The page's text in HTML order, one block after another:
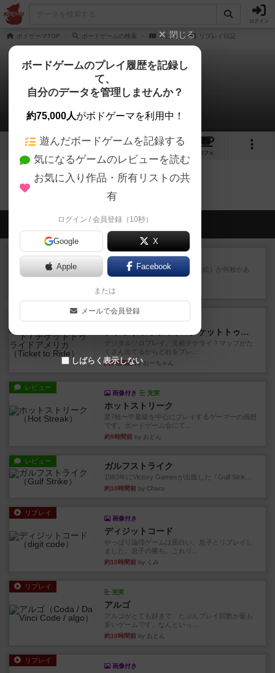
ログイン
ボドゲーマTOP ボードゲームの検索 アビス リプレイ日記
アビス
0件のリプレイ日記
5 2
カフェ
アビスのトップに戻る
会員の新しい投稿
レビュー 無限まちがいさがし
6つの場面カード（表、裏で違う絵）が何枚かあ
り、そのうち3つ選んで、同...
約1時間前
チケットトゥライド / チケットトゥライドアメリカ
デジタルソロプレイ。元祖チケライ？マップがた
くさん出てるからどれをプレ...
約3時間前by おーちゃん
レビュー
画像付き 充実
ホットストリーク
星7軽〜中量級を中心にプレイするゲーマーの感想
です。ボードゲーム会にて...
約9時間前 by おとん
レビュー ガルフストライク
1983年にVictory Gamesが出版した『Gulf Strik...
約10時間前 by Chaco
リプレイ
画像付き
ディジットコード
やっぱり論理ゲームは面白い。息子とリプレイし
ました。息子の勝ち。これリ...
約10時間前 by くみ
リプレイ
充実
アルゴ
アルゴがとても好きで、たぶんプレイ回数が最も
多いゲームです。なんといっ...
約10時間前 by おとん
リプレイ
画像付き
閉じる
ボードゲームのプレイ履歴を記録し
て、
自分のデータを管理しませんか？
約75,000人がボドゲーマを利用中！
遊んだボードゲームを記録する
気になるゲームのレビューを読む
お気に入り作品・所有リストの共
有
ログイン / 会員登録（10秒）
Google X
Apple Facebook
または
メールで会員登録
しばらく表示しない